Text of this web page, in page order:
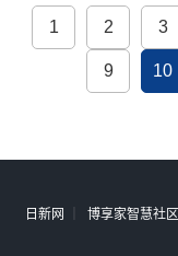
1 2 3
9 10
日新网 博享家智慧社区